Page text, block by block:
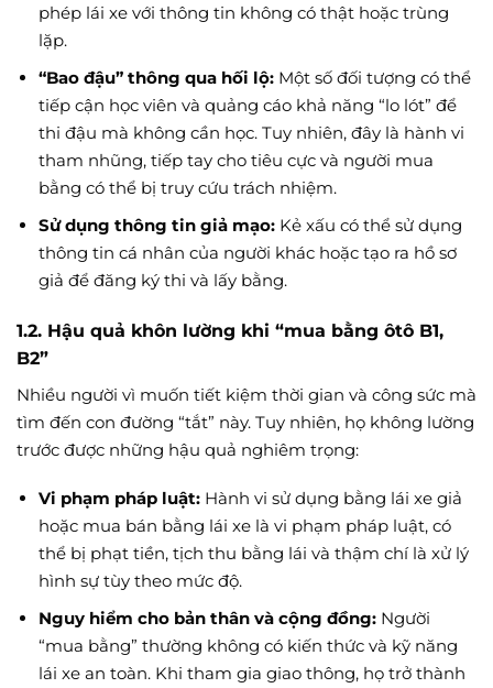
phép lái xe với thông tin không có thật hoặc trùng
lặp.
“Bao đậu” thông qua hối lộ:Một số đối tượng có thể
tiếp cận học viên và quảng cáo khả năng “lo lót” để
thi đậu mà không cần học. Tuy nhiên, đây là hành vi
tham nhũng, tiếp tay cho tiêu cực và người mua
bằng có thể bị truy cứu trách nhiệm.
Sử dụng thông tin giả mạo:Kẻ xấu có thể sử dụng
thông tin cá nhân của người khác hoặc tạo ra hồ sơ
giả để đăng ký thi và lấy bằng.
1.2. Hậu quả khôn lường khi “mua bằng ôtô B1,
B2”
Nhiều người vì muốn tiết kiệm thời gian và công sức mà
tìm đến con đường “tắt” này. Tuy nhiên, họ không lường
trước được những hậu quả nghiêm trọng:
Vi phạm pháp luật:Hành vi sử dụng bằng lái xe giả
hoặc mua bán bằng lái xe là vi phạm pháp luật, có
thể bị phạt tiền, tịch thu bằng lái và thậm chí là xử lý
hình sự tùy theo mức độ.
Nguy hiểm cho bản thân và cộng đồng:Người
“mua bằng” thường không có kiến thức và kỹ năng
lái xe an toàn. Khi tham gia giao thông, họ trở thành